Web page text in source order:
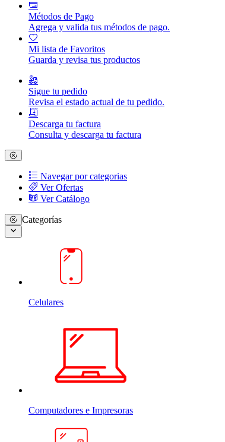
Métodos de Pago
Agrega y valida tus métodos de pago.
Mi lista de Favoritos
Guarda y revisa tus productos
Sigue tu pedido
Revisa el estado actual de tu pedido.
Descarga tu factura
Consulta y descarga tu factura
Navegar por categorias
Ver Ofertas
Ver Catálogo
Categorías
Celulares
Computadores e Impresoras